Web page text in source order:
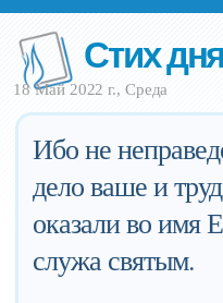
Стих дня
18 Май 2022 г., Среда
Ибо не
дело ваше и
оказали во имя
служа святым.